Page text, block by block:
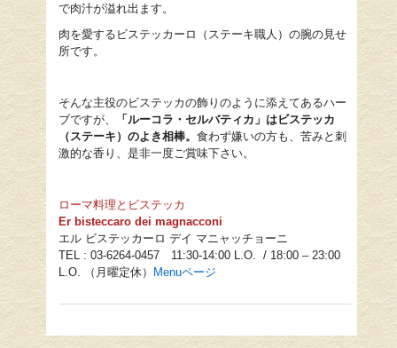
で肉汁が溢れ出ます。
肉を愛するビステッカーロ（ステーキ職人）の腕の見せ
所です。
そんな主役のビステッカの飾りのように添えてあるハー
ブですが、
「ルーコラ・セルバティカ 」はビステッカ
（ステーキ）のよき相棒。食わず嫌いの方も、苦みと刺
激的な香り、是非一度ご賞味下さい。
ローマ料理とビステッカ
Er bisteccaro dei magnacconi
エル ビステッカーロ デイ マニャッチョーニ
TEL : 03-6264-0457 11:30-14:00 L.O. / 18:00 – 23:00
L.O. （月曜定休） Menuページ